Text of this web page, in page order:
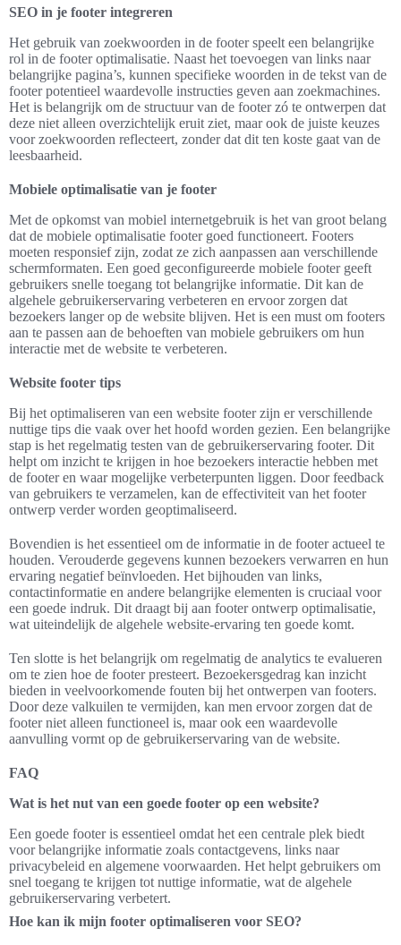
SEO in je footer integreren
Het gebruik van zoekwoorden in de footer speelt een belangrijke
rol in de footer optimalisatie. Naast het toevoegen van links naar
belangrijke pagina’s, kunnen specifieke woorden in de tekst van de
footer potentieel waardevolle instructies geven aan zoekmachines.
Het is belangrijk om de structuur van de footer zó te ontwerpen dat
deze niet alleen overzichtelijk eruit ziet, maar ook de juiste keuzes
voor zoekwoorden reflecteert, zonder dat dit ten koste gaat van de
leesbaarheid.
Mobiele optimalisatie van je footer
Met de opkomst van mobiel internetgebruik is het van groot belang
dat de mobiele optimalisatie footer goed functioneert. Footers
moeten responsief zijn, zodat ze zich aanpassen aan verschillende
schermformaten. Een goed geconfigureerde mobiele footer geeft
gebruikers snelle toegang tot belangrijke informatie. Dit kan de
algehele gebruikerservaring verbeteren en ervoor zorgen dat
bezoekers langer op de website blijven. Het is een must om footers
aan te passen aan de behoeften van mobiele gebruikers om hun
interactie met de website te verbeteren.
Website footer tips
Bij het optimaliseren van een website footer zijn er verschillende
nuttige tips die vaak over het hoofd worden gezien. Een belangrijke
stap is het regelmatig testen van de gebruikerservaring footer. Dit
helpt om inzicht te krijgen in hoe bezoekers interactie hebben met
de footer en waar mogelijke verbeterpunten liggen. Door feedback
van gebruikers te verzamelen, kan de effectiviteit van het footer
ontwerp verder worden geoptimaliseerd.
Bovendien is het essentieel om de informatie in de footer actueel te
houden. Verouderde gegevens kunnen bezoekers verwarren en hun
ervaring negatief beïnvloeden. Het bijhouden van links,
contactinformatie en andere belangrijke elementen is cruciaal voor
een goede indruk. Dit draagt bij aan footer ontwerp optimalisatie,
wat uiteindelijk de algehele website-ervaring ten goede komt.
Ten slotte is het belangrijk om regelmatig de analytics te evalueren
om te zien hoe de footer presteert. Bezoekersgedrag kan inzicht
bieden in veelvoorkomende fouten bij het ontwerpen van footers.
Door deze valkuilen te vermijden, kan men ervoor zorgen dat de
footer niet alleen functioneel is, maar ook een waardevolle
aanvulling vormt op de gebruikerservaring van de website.
FAQ
Wat is het nut van een goede footer op een website?
Een goede footer is essentieel omdat het een centrale plek biedt
voor belangrijke informatie zoals contactgevens, links naar
privacybeleid en algemene voorwaarden. Het helpt gebruikers om
snel toegang te krijgen tot nuttige informatie, wat de algehele
gebruikerservaring verbetert.
Hoe kan ik mijn footer optimaliseren voor SEO?